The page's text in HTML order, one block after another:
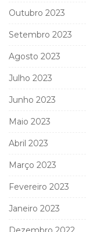
Outubro 2023
Setembro 2023
Agosto 2023
Julho 2023
Junho 2023
Maio 2023
Abril 2023
Março 2023
Fevereiro 2023
Janeiro 2023